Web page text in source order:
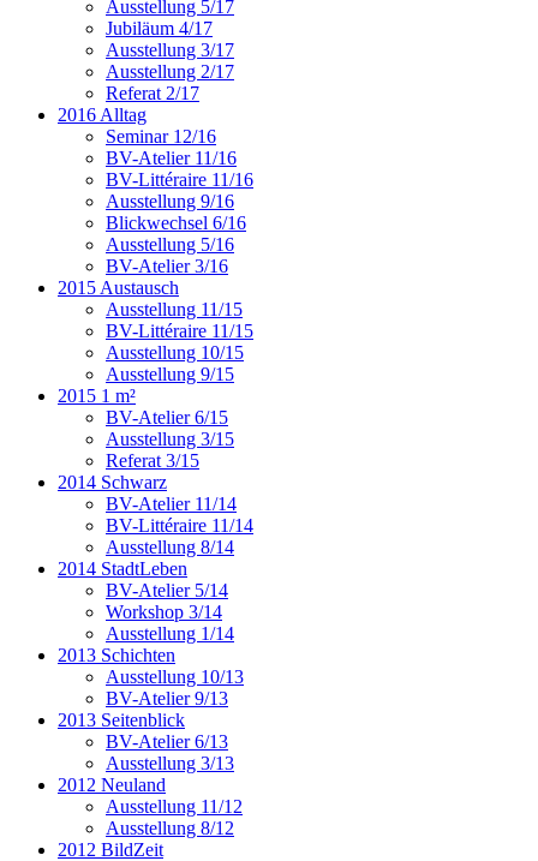
Ausstellung 5/17
Jubiläum 4/17
Ausstellung 3/17
Ausstellung 2/17
Referat 2/17
2016 Alltag
Seminar 12/16
BV-Atelier 11/16
BV-Littéraire 11/16
Ausstellung 9/16
Blickwechsel 6/16
Ausstellung 5/16
BV-Atelier 3/16
2015 Austausch
Ausstellung 11/15
BV-Littéraire 11/15
Ausstellung 10/15
Ausstellung 9/15
2015 1 m²
BV-Atelier 6/15
Ausstellung 3/15
Referat 3/15
2014 Schwarz
BV-Atelier 11/14
BV-Littéraire 11/14
Ausstellung 8/14
2014 StadtLeben
BV-Atelier 5/14
Workshop 3/14
Ausstellung 1/14
2013 Schichten
Ausstellung 10/13
BV-Atelier 9/13
2013 Seitenblick
BV-Atelier 6/13
Ausstellung 3/13
2012 Neuland
Ausstellung 11/12
Ausstellung 8/12
2012 BildZeit